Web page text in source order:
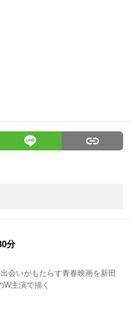
分
会いがもたらす青春映画を新田
主演で描く